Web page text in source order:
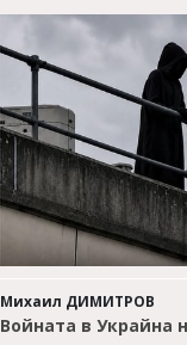
Михаил ДИМИТРОВ
Войната в Украйна